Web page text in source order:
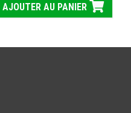
AJOUTER AU PANIER